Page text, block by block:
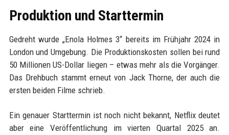
Produktion und Starttermin
Gedreht wurde „Enola Holmes 3“ bereits im Frühjahr 2024 in
London und Umgebung. Die Produktionskosten sollen bei rund
50 Millionen US-Dollar liegen – etwas mehr als die Vorgänger.
Das Drehbuch stammt erneut von Jack Thorne, der auch die
ersten beiden Filme schrieb.
Ein genauer Starttermin ist noch nicht bekannt, Netflix deutet
aber eine Veröffentlichung im vierten Quartal 2025 an.